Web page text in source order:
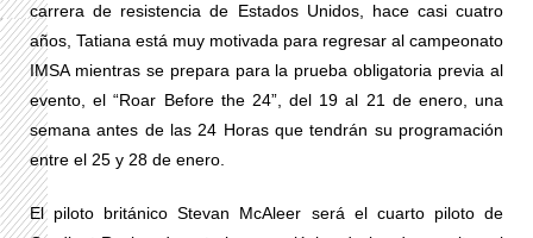
carrera de resistencia de Estados Unidos, hace casi cuatro
años, Tatiana está muy motivada para regresar al campeonato
IMSA mientras se prepara para la prueba obligatoria previa al
evento, el “Roar Before the 24”, del 19 al 21 de enero, una
semana antes de las 24 Horas que tendrán su programación
entre el 25 y 28 de enero.
El piloto británico Stevan McAleer será el cuarto piloto de